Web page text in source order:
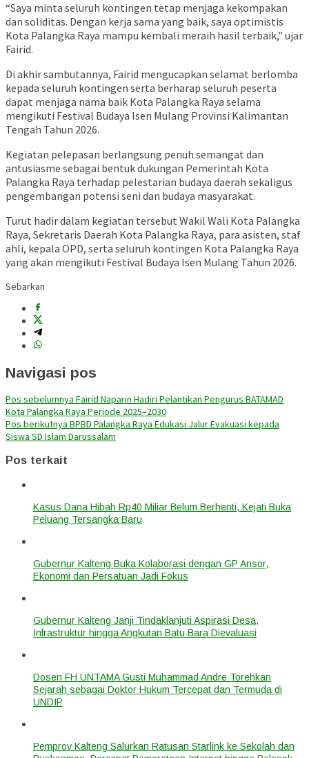
“Saya minta seluruh kontingen tetap menjaga kekompakan
dan soliditas. Dengan kerja sama yang baik, saya optimistis
Kota Palangka Raya mampu kembali meraih hasil terbaik,” ujar
Fairid.
Di akhir sambutannya, Fairid mengucapkan selamat berlomba
kepada seluruh kontingen serta berharap seluruh peserta
dapat menjaga nama baik Kota Palangka Raya selama
mengikuti Festival Budaya Isen Mulang Provinsi Kalimantan
Tengah Tahun 2026.
Kegiatan pelepasan berlangsung penuh semangat dan
antusiasme sebagai bentuk dukungan Pemerintah Kota
Palangka Raya terhadap pelestarian budaya daerah sekaligus
pengembangan potensi seni dan budaya masyarakat.
Turut hadir dalam kegiatan tersebut Wakil Wali Kota Palangka
Raya, Sekretaris Daerah Kota Palangka Raya, para asisten, staf
ahli, kepala OPD, serta seluruh kontingen Kota Palangka Raya
yang akan mengikuti Festival Budaya Isen Mulang Tahun 2026.
Sebarkan
Navigasi pos
Pos sebelumnya Fairid Naparin Hadiri Pelantikan Pengurus BATAMAD
Kota Palangka Raya Periode 2025–2030
Pos berikutnya BPBD Palangka Raya Edukasi Jalur Evakuasi kepada
Siswa SD Islam Darussalam
Pos terkait
Kasus Dana Hibah Rp40 Miliar Belum Berhenti, Kejati Buka
Peluang Tersangka Baru
Gubernur Kalteng Buka Kolaborasi dengan GP Ansor,
Ekonomi dan Persatuan Jadi Fokus
Gubernur Kalteng Janji Tindaklanjuti Aspirasi Desa,
Infrastruktur hingga Angkutan Batu Bara Dievaluasi
Dosen FH UNTAMA Gusti Muhammad Andre Torehkan
Sejarah sebagai Doktor Hukum Tercepat dan Termuda di
UNDIP
Pemprov Kalteng Salurkan Ratusan Starlink ke Sekolah dan